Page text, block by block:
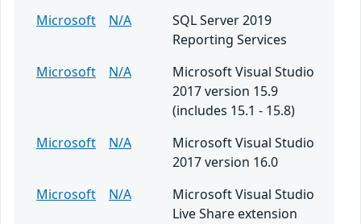
Microsoft
N/A
SQL Server 2019
Reporting Services
Microsoft
N/A
Microsoft Visual Studio
2017 version 15.9
(includes 15.1 - 15.8)
Microsoft
N/A
Microsoft Visual Studio
2017 version 16.0
Microsoft
N/A
Microsoft Visual Studio
Live Share extension